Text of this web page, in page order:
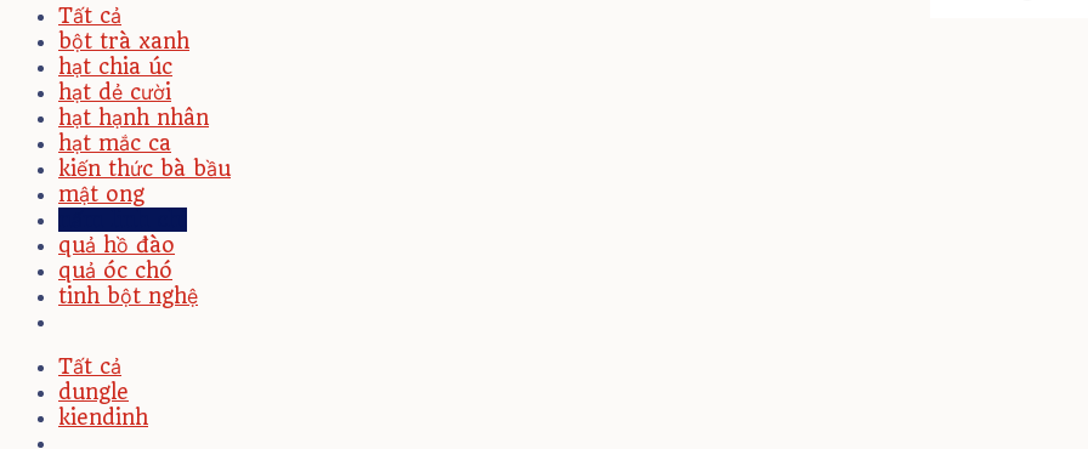
Tất cả
bột trà xanh
hạt chia úc
hạt dẻ cười
hạt hạnh nhân
hạt mắc ca
kiến thức bà bầu
mật ong
quả hồ đào
quả óc chó
tinh bột nghệ
Tất cả
dungle
kiendinh